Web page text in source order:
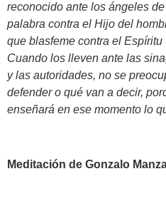
reconocido ante los ángeles
palabra contra el Hijo del
que blasfeme contra el
Cuando los lleven ante las
y las autoridades, no se
defender o qué van a decir,
enseñará en ese momento lo
Meditación de Gonzalo